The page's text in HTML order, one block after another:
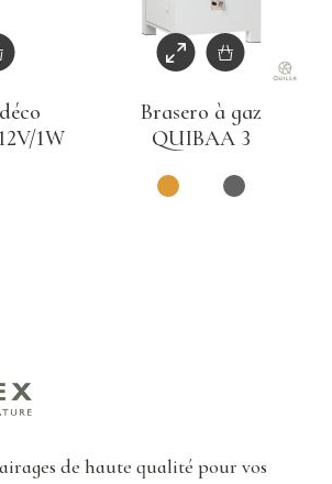
1W
Brasero à gaz
QUIBAA 3
de haute qualité pour vos